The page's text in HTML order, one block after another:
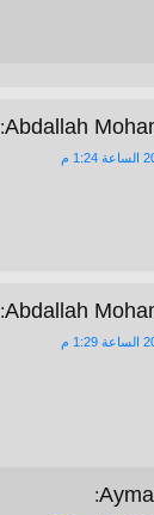
Abdallah
:
Abdallah
:
: